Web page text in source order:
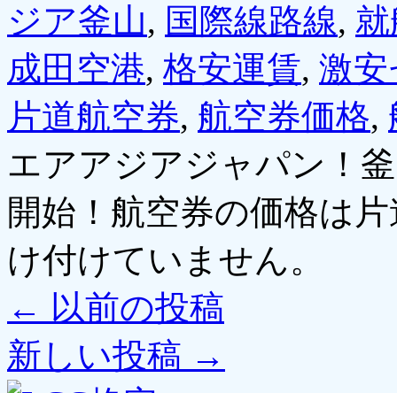
ジア釜山, 国際線路線,
成田空港, 格安運賃, 激
片道航空券, 航空券価格,
エアアジアジャパン！
開始！航空券の価格は
け付けていません。
← 以前の投稿
新しい投稿 →